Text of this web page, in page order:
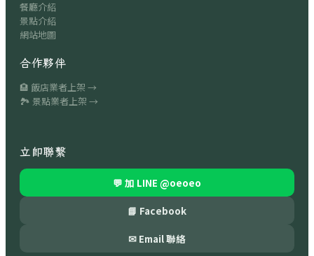
餐廳介紹
景點介紹
網站地圖
合作夥伴
🏨 飯店業者上架 →
🏞 景點業者上架 →
立即聯繫
💬 加 LINE @oeoeo
📘 Facebook
✉ Email 聯絡